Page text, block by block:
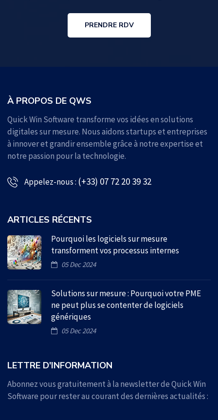
PRENDRE RDV
À PROPOS DE QWS
Quick Win Software transforme vos idées en solutions
digitales sur mesure. Nous aidons startups et entreprises
à innover et grandir ensemble grâce à notre expertise et
notre passion pour la technologie.
Appelez-nous : (+33) 07 72 20 39 32
ARTICLES RÉCENTS
Pourquoi les logiciels sur mesure
transforment vos processus internes
05 Dec 2024
Solutions sur mesure : Pourquoi votre PME
ne peut plus se contenter de logiciels
génériques
05 Dec 2024
LETTRE D'INFORMATION
Abonnez vous gratuitement à la newsletter de Quick Win
Software pour rester au courant des dernières actualités :